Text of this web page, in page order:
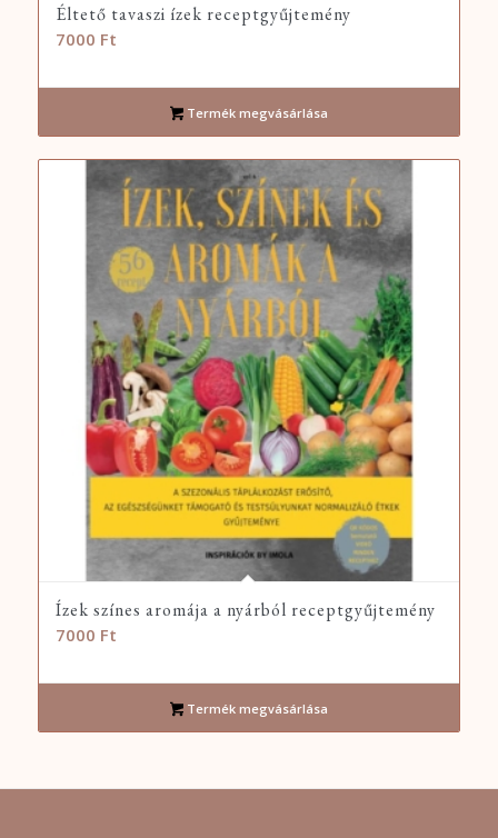
Éltető tavaszi ízek receptgyűjtemény
7000 Ft
Termék megvásárlása
Ízek színes aromája a nyárból receptgyűjtemény
7000 Ft
Termék megvásárlása